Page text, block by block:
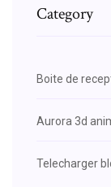
Category
Boite de
Aurora 3d
Telecharger